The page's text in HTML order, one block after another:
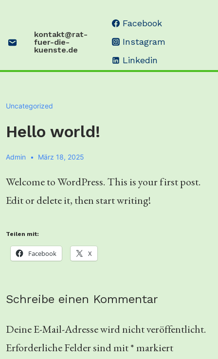
Inhalt
kontakt@rat-
fuer-die-
kuenste.de
Facebook
Instagram
Linkedin
Uncategorized
Hello world!
Admin März 18, 2025
Welcome to WordPress. This is your first post.
Edit or delete it, then start writing!
Teilen mit:
Facebook X
Schreibe einen Kommentar
Deine E-Mail-Adresse wird nicht veröffentlicht.
Erforderliche Felder sind mit*markiert